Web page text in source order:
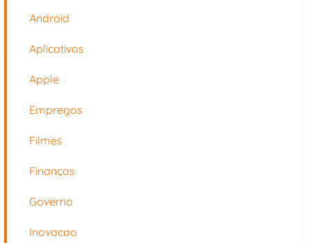
Android
Aplicativos
Apple
Empregos
Filmes
Finanças
Governo
Inovacao